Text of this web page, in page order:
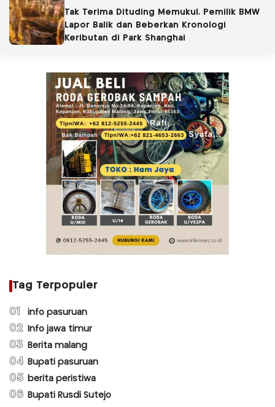
Tak Terima Dituding Memukul, Pemilik BMW
Lapor Balik dan Beberkan Kronologi
Keributan di Park Shanghai
Tag Terpopuler
01 info pasuruan
02 Info jawa timur
03 Berita malang
04 Bupati pasuruan
05 berita peristiwa
06 Bupati Rusdi Sutejo